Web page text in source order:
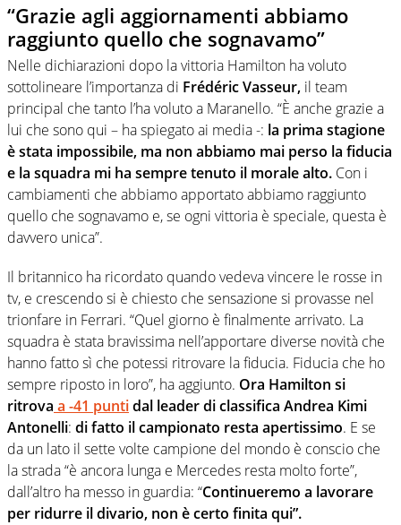
“Grazie agli aggiornamenti abbiamo
raggiunto quello che sognavamo”
Nelle dichiarazioni dopo la vittoria Hamilton ha voluto
sottolineare l’importanza di Frédéric Vasseur, il team
principal che tanto l’ha voluto a Maranello. “È anche grazie a
lui che sono qui – ha spiegato ai media -: la prima stagione
è stata impossibile, ma non abbiamo mai perso la fiducia
e la squadra mi ha sempre tenuto il morale alto. Con i
cambiamenti che abbiamo apportato abbiamo raggiunto
quello che sognavamo e, se ogni vittoria è speciale, questa è
davvero unica”.
Il britannico ha ricordato quando vedeva vincere le rosse in
tv, e crescendo si è chiesto che sensazione si provasse nel
trionfare in Ferrari. “Quel giorno è finalmente arrivato. La
squadra è stata bravissima nell’apportare diverse novità che
hanno fatto sì che potessi ritrovare la fiducia. Fiducia che ho
sempre riposto in loro”, ha aggiunto. Ora Hamilton si
ritrova a -41 puntidal leader di classifica Andrea Kimi
Antonelli: di fatto il campionato resta apertissimo. E se
da un lato il sette volte campione del mondo è conscio che
la strada “è ancora lunga e Mercedes resta molto forte”,
dall’altro ha messo in guardia: “Continueremo a lavorare
per ridurre il divario, non è certo finita qui”.